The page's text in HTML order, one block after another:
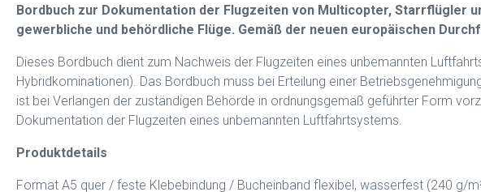
Bordbuch zur Dokumentation der Flugzeiten von Multicopter, Starrflügler
gewerbliche und behördliche Flüge. Gemäß der neuen europäischen
Dieses Bordbuch dient zum Nachweis der Flugzeiten eines unbemannten
Hybridkominationen). Das Bordbuch muss bei Erteilung einer
ist bei Verlangen der zuständigen Behörde in ordnungsgemäß geführter Form
Dokumentation der Flugzeiten eines unbemannten Luftfahrtsystems.
Produktdetails
Format A5 quer / feste Klebebindung / Bucheinband flexibel, wasserfest (240 g/